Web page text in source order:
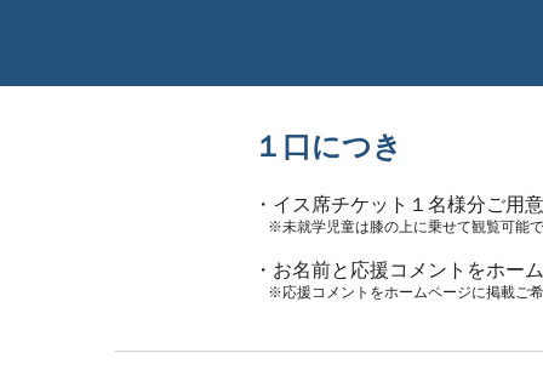
１口につき
・イス席チケット１名様分ご用
※未就学児童は膝の上に乗せて観覧可能
・お名前と応援コメントをホー
※応援コメントをホームページに掲載ご